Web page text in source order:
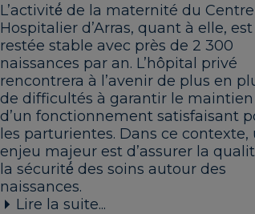
L’activité́ de la maternité du Centre
Hospitalier d’Arras, quant à elle, est
restée stable avec près de 2 300
naissances par an. L’hôpital privé
rencontrera à l’avenir de plus en
de difficultés à garantir le maintien
d’un fonctionnement satisfaisant
les parturientes. Dans ce contexte,
enjeu majeur est d’assurer la
la sécurité́ des soins autour des
naissances.
Lire la suite...